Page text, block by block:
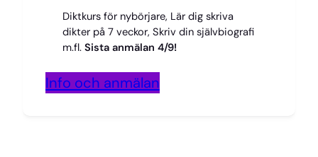
Diktkurs för nybörjare, Lär dig skriva
dikter på 7 veckor, Skriv din självbiografi
m.fl. Sista anmälan 4/9!
Info och anmälan